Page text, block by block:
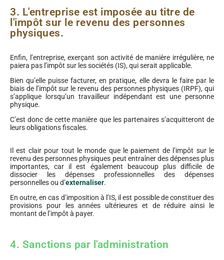
3. L'entreprise est imposée au titre de
l'impôt sur le revenu des personnes
physiques.
Enfin, l’entreprise, exerçant son activité de manière irrégulière, ne
paiera pas l’impôt sur les sociétés (IS), qui serait applicable.
Bien qu’elle puisse facturer, en pratique, elle devra le faire par le
biais de l’impôt sur le revenu des personnes physiques (IRPF), qui
s’applique lorsqu’un travailleur indépendant est une personne
physique.
C’est donc de cette manière que les partenaires s’acquitteront de
leurs obligations fiscales.
Il est clair pour tout le monde que le paiement de l’impôt sur le
revenu des personnes physiques peut entraîner des dépenses plus
importantes, car il est également beaucoup plus difficile de
dissocier les dépenses professionnelles des dépenses
personnelles ou d’externaliser.
En outre, en cas d’imposition à l’IS, il est possible de constituer des
provisions pour les années ultérieures et de réduire ainsi le
montant de l’impôt à payer.
4. Sanctions par l'administration